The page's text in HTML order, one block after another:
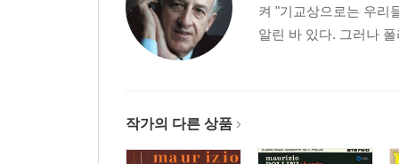
켜 "기교상으로는 우리
알린 바 있다. 그러나
작가의 다른 상품